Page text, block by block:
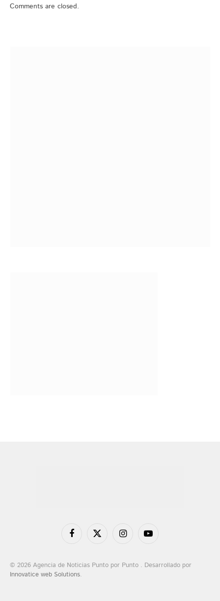
Comments are closed.
FacebookX
InstagramYouTube
© 2026 Agencia de Noticias Punto por Punto . Desarrollado por
Innovatice web Solutions.